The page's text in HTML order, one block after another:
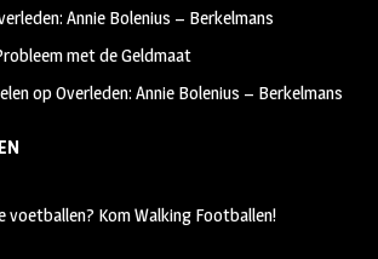
Annie Bolenius – Berkelmans
met de Geldmaat
opOverleden: Annie Bolenius – Berkelmans
voetballen? Kom Walking Footballen!